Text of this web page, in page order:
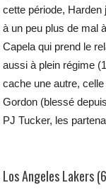
cette période, Harden
à un peu plus de mal
Capela qui prend le
aussi à plein régime
cache une autre,
Gordon (blessé
PJ Tucker, les
Los Angeles Lakers